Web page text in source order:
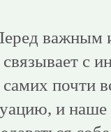
важным
связывает с
самих почти
и наше